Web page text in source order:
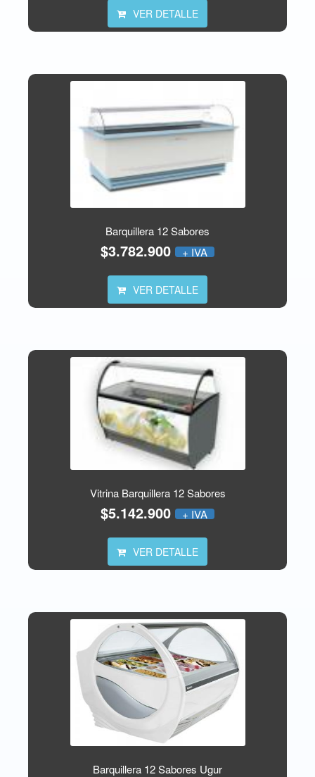
VER DETALLE
Barquillera 12 Sabores
$3.782.900 + IVA
VER DETALLE
Vitrina Barquillera 12 Sabores
$5.142.900 + IVA
VER DETALLE
Barquillera 12 Sabores Ugur